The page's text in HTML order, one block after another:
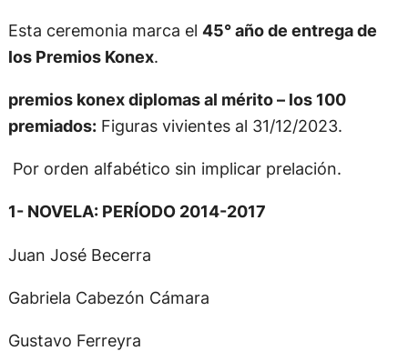
Esta ceremonia marca el 45° año de entrega de
los Premios Konex.
premios konex diplomas al mérito – los 100
premiados:Figuras vivientes al 31/12/2023.
Por orden alfabético sin implicar prelación.
1- NOVELA: PERÍODO 2014-2017
Juan José Becerra
Gabriela Cabezón Cámara
Gustavo Ferreyra